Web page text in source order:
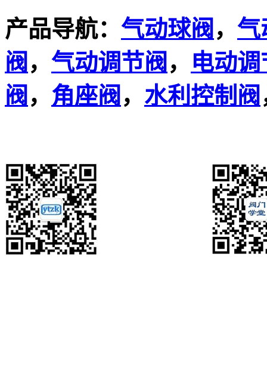
产品导航： 气动球阀 ， 气
阀 ， 气动调节阀 ，
电动
阀 ， 角座阀 ， 水利控制阀